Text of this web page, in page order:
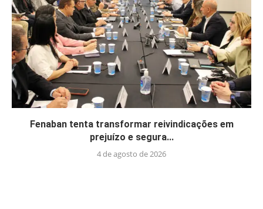
Fenaban tenta transformar reivindicações em
prejuízo e segura...
4 de agosto de 2026